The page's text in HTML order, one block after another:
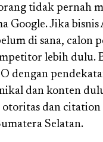
tidak pernah
Google. Jika bisnis
di sana, calon
lebih dulu.
dengan
dan konten
dan citation
Selatan.